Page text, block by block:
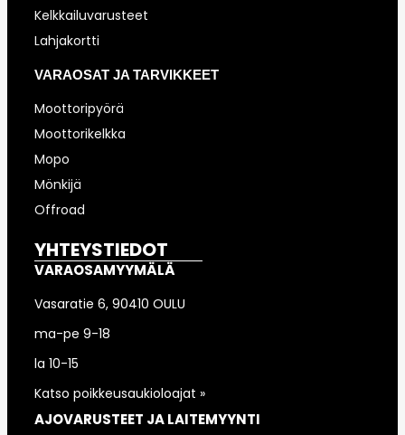
Kelkkailuvarusteet
Lahjakortti
VARAOSAT JA TARVIKKEET
Moottoripyörä
Moottorikelkka
Mopo
Mönkijä
Offroad
YHTEYSTIEDOT
VARAOSAMYYMÄLÄ
Vasaratie 6, 90410 OULU
ma-pe 9-18
la 10-15
Katso poikkeusaukioloajat »
AJOVARUSTEET JA LAITEMYYNTI